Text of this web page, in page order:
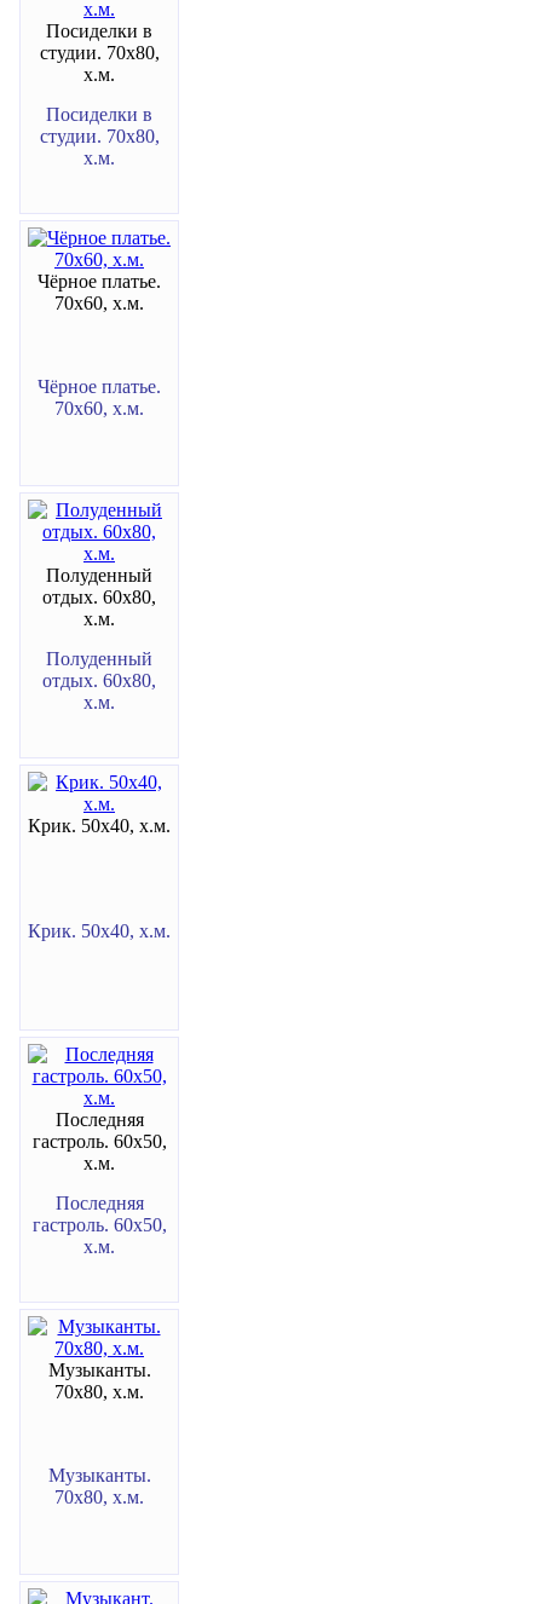
Посиделки в
студии. 70х80,
х.м.
Посиделки в
студии. 70х80,
х.м.
Чёрное платье.
70х60, х.м.
Чёрное платье.
70х60, х.м.
Полуденный
отдых. 60х80,
х.м.
Полуденный
отдых. 60х80,
х.м.
Крик. 50х40, х.м.
Крик. 50х40, х.м.
Последняя
гастроль. 60х50,
х.м.
Последняя
гастроль. 60х50,
х.м.
Музыканты.
70х80, х.м.
Музыканты.
70х80, х.м.